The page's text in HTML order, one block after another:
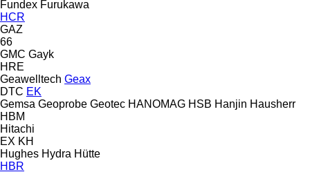
Fundex Furukawa
HCR
GAZ
66
GMC Gayk
HRE
Geawelltech Geax
DTC EK
Gemsa Geoprobe Geotec HANOMAG HSB Hanjin Hausherr
HBM
Hitachi
EX KH
Hughes Hydra Hütte
HBR